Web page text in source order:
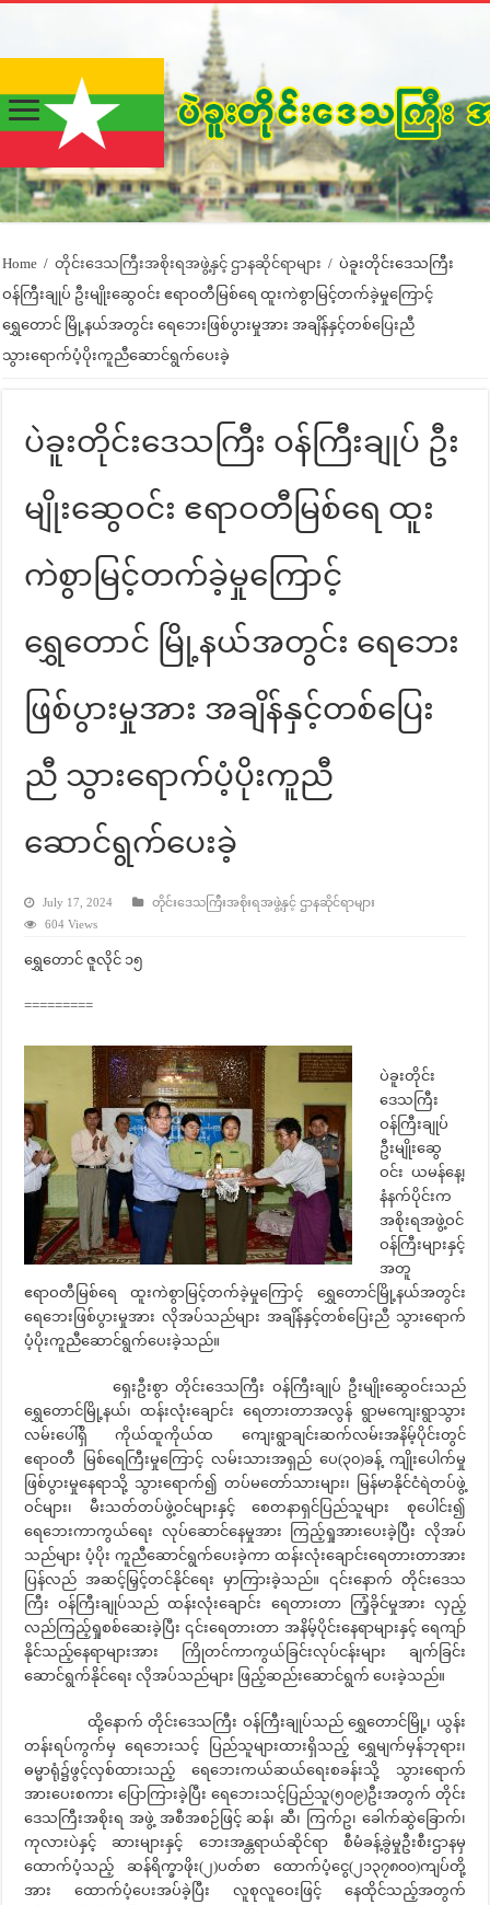
Home / တိုင်းဒေသကြီးအစိုးရအဖွဲ့နှင့် ဌာနဆိုင်ရာများ / ပဲခူးတိုင်းဒေသကြီး
ဝန်ကြီးချုပ် ဦးမျိုးဆွေဝင်း ဧရာဝတီမြစ်ရေ ထူးကဲစွာမြင့်တက်ခဲ့မှုကြောင့်
ရွှေတောင် မြို့နယ်အတွင်း ရေဘေးဖြစ်ပွားမှုအား အချိန်နှင့်တစ်ပြေးညီ
သွားရောက်ပံ့ပိုးကူညီဆောင်ရွက်ပေးခဲ့
ပဲခူးတိုင်းဒေသကြီး ဝန်ကြီးချုပ် ဦး
မျိုးဆွေဝင်း ဧရာဝတီမြစ်ရေ ထူး
ကဲစွာမြင့်တက်ခဲ့မှုကြောင့်
ရွှေတောင် မြို့နယ်အတွင်း ရေဘေး
ဖြစ်ပွားမှုအား အချိန်နှင့်တစ်ပြေး
ညီ သွားရောက်ပံ့ပိုးကူညီ
ဆောင်ရွက်ပေးခဲ့
July 17, 2024
တိုင်းဒေသကြီးအစိုးရအဖွဲ့နှင့် ဌာနဆိုင်ရာများ
604 Views
ရွှေတောင် ဇူလိုင် ၁၅
=========
ပဲခူးတိုင်း
ဒေသကြီး
ဝန်ကြီးချုပ်
ဦးမျိုးဆွေ
ဝင်း ယမန်နေ့၊
နံနက်ပိုင်းက
အစိုးရအဖွဲ့ဝင်
ဝန်ကြီးများနှင့်
အတူ
ဧရာဝတီမြစ်ရေ ထူးကဲစွာမြင့်တက်ခဲ့မှုကြောင့် ရွှေတောင်မြို့နယ်အတွင်း
ရေဘေးဖြစ်ပွားမှုအား လိုအပ်သည်များ အချိန်နှင့်တစ်ပြေးညီ သွားရောက်
ပံ့ပိုးကူညီဆောင်ရွက်ပေးခဲ့သည်။
ရှေးဦးစွာ တိုင်းဒေသကြီး ဝန်ကြီးချုပ် ဦးမျိုးဆွေဝင်းသည်
ရွှေတောင်မြို့နယ်၊ ထန်းလုံးချောင်း ရေတားတာအလွန် ရွာမကျေးရွာသွား
လမ်းပေါ်ရှိ ကိုယ်ထူကိုယ်ထ ကျေးရွာချင်းဆက်လမ်းအနိမ့်ပိုင်းတွင်
ဧရာဝတီ မြစ်ရေကြီးမှုကြောင့် လမ်းသားအရှည် ပေ(၃၀)ခန့် ကျိုးပေါက်မှု
ဖြစ်ပွားမှုနေရာသို့ သွားရောက်၍ တပ်မတော်သားများ၊ မြန်မာနိုင်ငံရဲတပ်ဖွဲ့
ဝင်များ၊ မီးသတ်တပ်ဖွဲ့ဝင်များနှင့် စေတနာရှင်ပြည်သူများ စုပေါင်း၍
ရေဘေးကာကွယ်ရေး လုပ်ဆောင်နေမှုအား ကြည့်ရှုအားပေးခဲ့ပြီး လိုအပ်
သည်များ ပံ့ပိုး ကူညီဆောင်ရွက်ပေးခဲ့ကာ ထန်းလုံးချောင်းရေတားတာအား
ပြန်လည် အဆင့်မြှင့်တင်နိုင်ရေး မှာကြားခဲ့သည်။ ၎င်းနောက် တိုင်းဒေသ
ကြီး ဝန်ကြီးချုပ်သည် ထန်းလုံးချောင်း ရေတားတာ ကြံ့ခိုင်မှုအား လှည့်
လည်ကြည့်ရှုစစ်ဆေးခဲ့ပြီး ၎င်းရေတားတာ အနိမ့်ပိုင်းနေရာများနှင့် ရေကျာ်
နိုင်သည့်နေရာများအား ကြိုတင်ကာကွယ်ခြင်းလုပ်ငန်းများ ချက်ခြင်း
ဆောင်ရွက်နိုင်ရေး လိုအပ်သည်များ ဖြည့်ဆည်းဆောင်ရွက် ပေးခဲ့သည်။
ထို့နောက် တိုင်းဒေသကြီး ဝန်ကြီးချုပ်သည် ရွှေတောင်မြို့၊ ယွန်း
တန်းရပ်ကွက်မှ ရေဘေးသင့် ပြည်သူများထားရှိသည့် ရွှေမျက်မှန်ဘုရား၊
ဓမ္မာရုံ၌ဖွင့်လှစ်ထားသည့် ရေဘေးကယ်ဆယ်ရေးစခန်းသို့ သွားရောက်
အားပေးစကား ပြောကြားခဲ့ပြီး ရေဘေးသင့်ပြည်သူ(၅၀၉)ဦးအတွက် တိုင်း
ဒေသကြီးအစိုးရ အဖွဲ့ အစီအစဉ်ဖြင့် ဆန်၊ ဆီ၊ ကြက်ဥ၊ ခေါက်ဆွဲခြောက်၊
ကုလားပဲနှင့် ဆားများနှင့် ဘေးအန္တရာယ်ဆိုင်ရာ စီမံခန့်ခွဲမှုဦးစီးဌာနမှ
ထောက်ပံ့သည့် ဆန်ရိက္ခာဖိုး(၂)ပတ်စာ ထောက်ပံ့ငွေ(၂၁၃၇၈၀၀)ကျပ်တို့
အား ထောက်ပံ့ပေးအပ်ခဲ့ပြီး လူစုလူဝေးဖြင့် နေထိုင်သည့်အတွက်